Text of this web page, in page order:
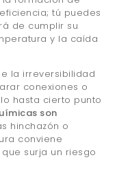
tú puedes
de cumplir su
y la caída
la irreversibilidad
conexiones o
hasta cierto punto
son
hinchazón o
conviene
surja un riesgo